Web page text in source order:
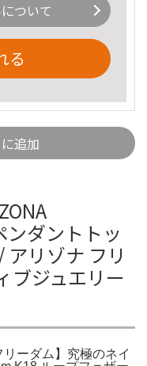
ついて
る
追加
ンダントトッ
アリゾナ フリ
ブジュエリー
ーダム】究極のネイ